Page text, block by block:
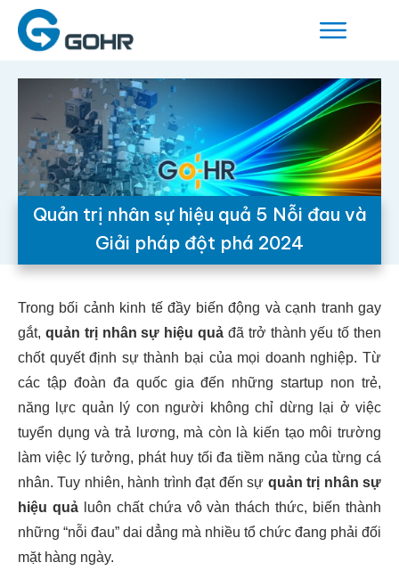
Quản trị nhân sự hiệu quả 5 Nỗi đau và
Giải pháp đột phá 2024
Trong bối cảnh kinh tế đầy biến động và cạnh tranh gay
gắt, quản trị nhân sự hiệu quả đã trở thành yếu tố then
chốt quyết định sự thành bại của mọi doanh nghiệp. Từ
các tập đoàn đa quốc gia đến những startup non trẻ,
năng lực quản lý con người không chỉ dừng lại ở việc
tuyển dụng và trả lương, mà còn là kiến tạo môi trường
làm việc lý tưởng, phát huy tối đa tiềm năng của từng cá
nhân. Tuy nhiên, hành trình đạt đến sự quản trị nhân sự
hiệu quảluôn chất chứa vô vàn thách thức, biến thành
những “nỗi đau” dai dẳng mà nhiều tổ chức đang phải đối
mặt hàng ngày.